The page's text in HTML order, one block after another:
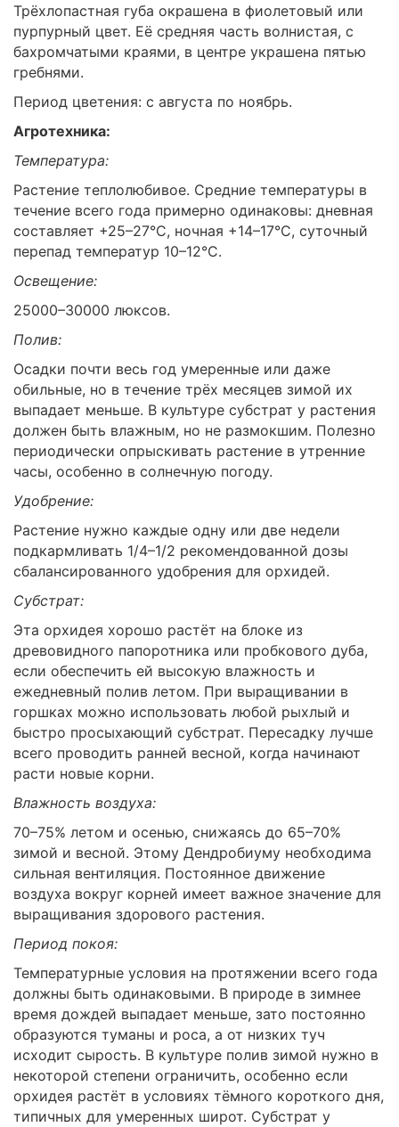
Трёхлопастная губа окрашена в фиолетовый или
пурпурный цвет. Её средняя часть волнистая, с
бахромчатыми краями, в центре украшена пятью
гребнями.
Период цветения: с августа по ноябрь.
Агротехника:
Температура:
Растение теплолюбивое. Средние температуры в
течение всего года примерно одинаковы: дневная
составляет +25–27°C, ночная +14–17°C, суточный
перепад температур 10–12°C.
Освещение:
25000–30000 люксов.
Полив:
Осадки почти весь год умеренные или даже
обильные, но в течение трёх месяцев зимой их
выпадает меньше. В культуре субстрат у растения
должен быть влажным, но не размокшим. Полезно
периодически опрыскивать растение в утренние
часы, особенно в солнечную погоду.
Удобрение:
Растение нужно каждые одну или две недели
подкармливать 1/4–1/2 рекомендованной дозы
сбалансированного удобрения для орхидей.
Субстрат:
Эта орхидея хорошо растёт на блоке из
древовидного папоротника или пробкового дуба,
если обеспечить ей высокую влажность и
ежедневный полив летом. При выращивании в
горшках можно использовать любой рыхлый и
быстро просыхающий субстрат. Пересадку лучше
всего проводить ранней весной, когда начинают
расти новые корни.
Влажность воздуха:
70–75% летом и осенью, снижаясь до 65–70%
зимой и весной. Этому Дендробиуму необходима
сильная вентиляция. Постоянное движение
воздуха вокруг корней имеет важное значение для
выращивания здорового растения.
Период покоя:
Температурные условия на протяжении всего года
должны быть одинаковыми. В природе в зимнее
время дождей выпадает меньше, зато постоянно
образуются туманы и роса, а от низких туч
исходит сырость. В культуре полив зимой нужно в
некоторой степени ограничить, особенно если
орхидея растёт в условиях тёмного короткого дня,
типичных для умеренных широт. Субстрат у